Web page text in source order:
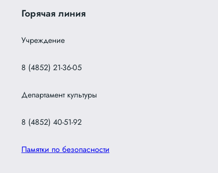
Горячая линия
Учреждение
8 (4852) 21-36-05
Департамент культуры
8 (4852) 40-51-92
Памятки по безопасности